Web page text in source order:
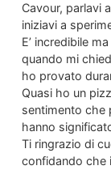
Cavour, parlavi
iniziavi a
E’ incredibile
quando mi
ho provato
Quasi ho un
sentimento che
hanno
Ti ringrazio di
confidando che